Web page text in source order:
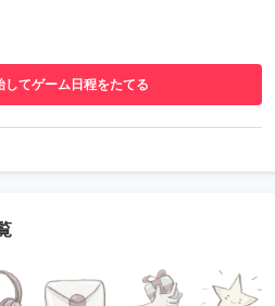
してゲーム日程をたてる